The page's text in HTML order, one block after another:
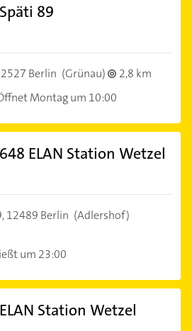
89
Berlin (Grünau)
2,8 km
Montag um 10:00
ELAN Station Wetzel
12489 Berlin (Adlershof)
um 23:00
Station Wetzel